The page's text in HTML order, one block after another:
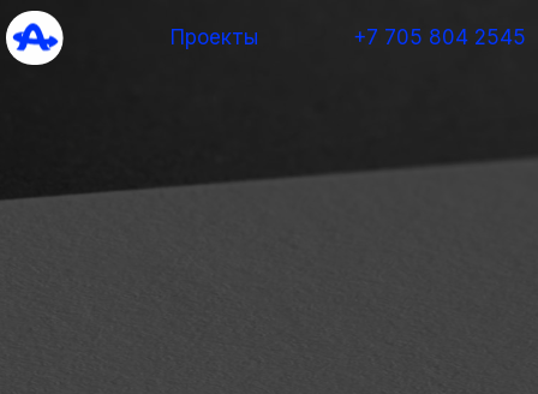
Проекты +7 705 804 2545